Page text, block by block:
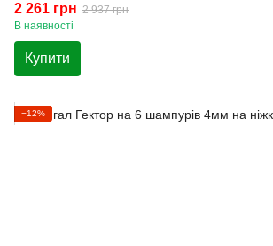
2 261 грн 2 937 грн
В наявності
Купити
−12%